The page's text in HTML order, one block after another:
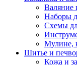
Валяние
Наборы
Схемы
Мулине,
Шитье и
Кожа и